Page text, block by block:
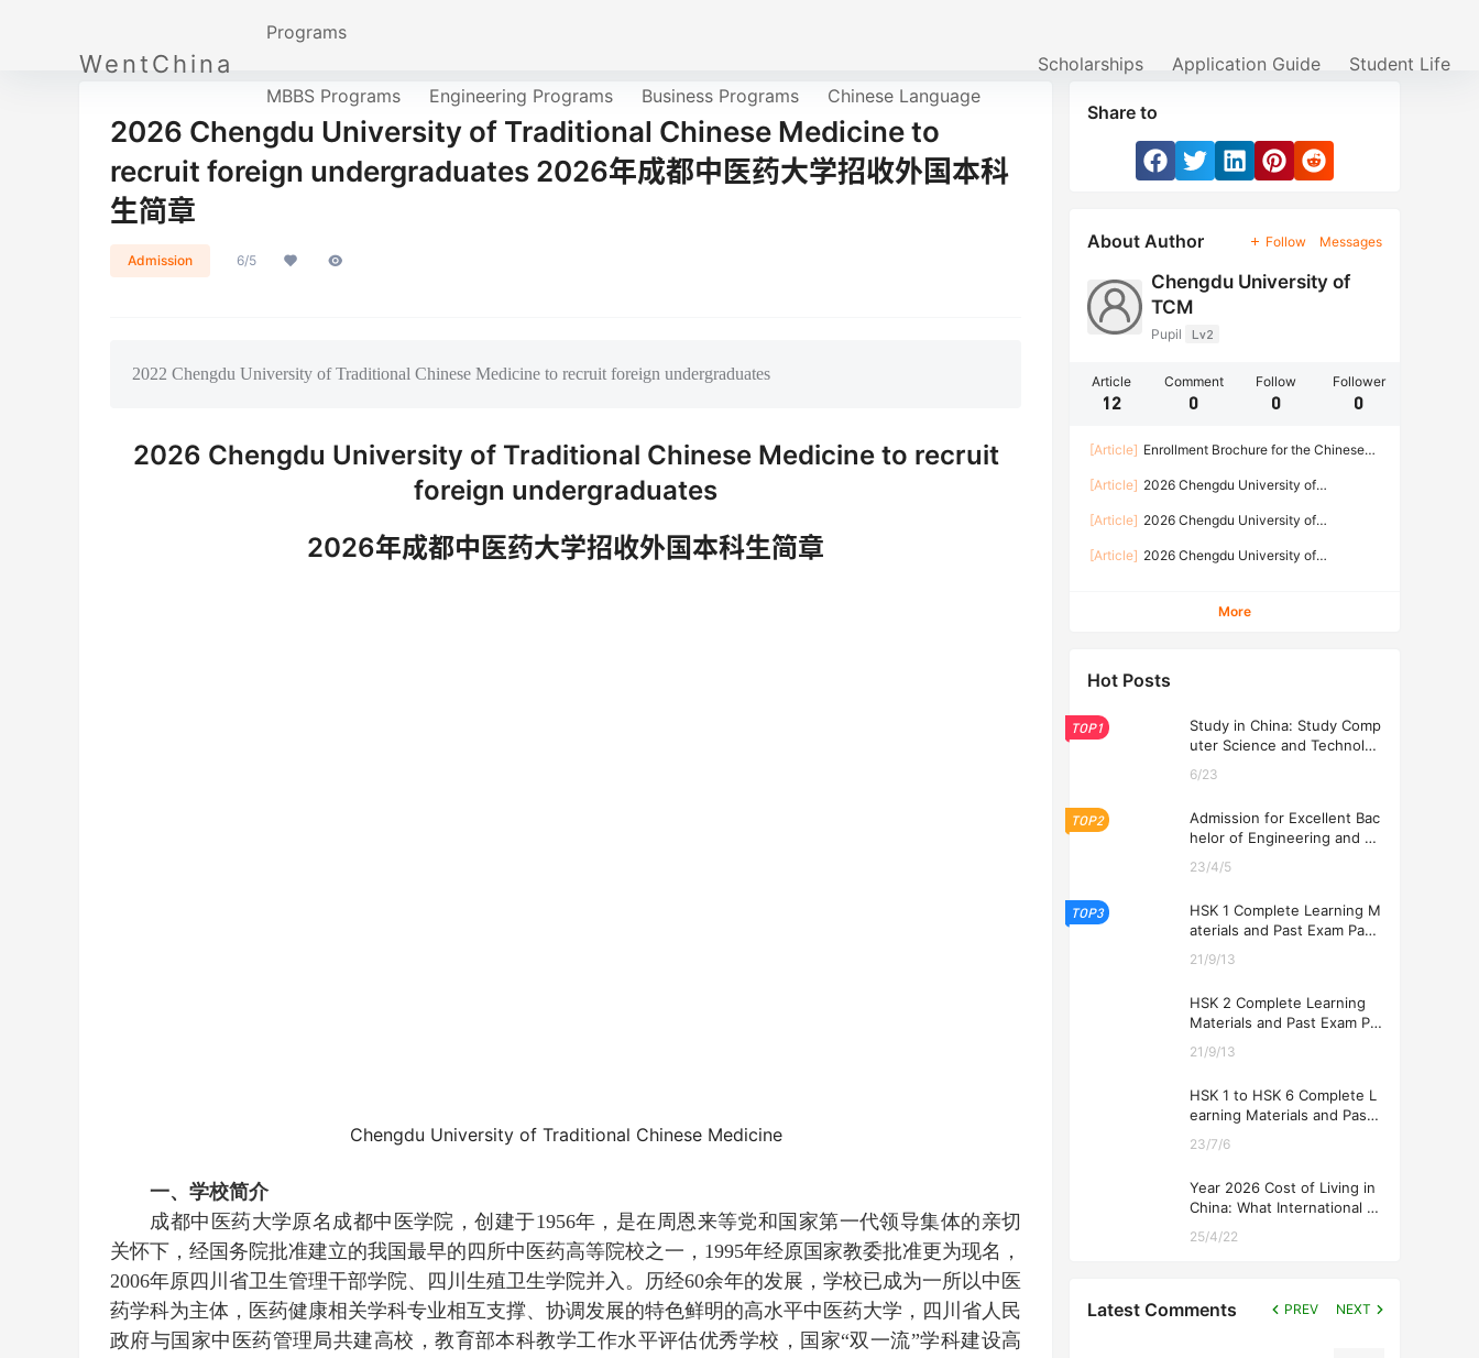
WentChina
Programs
MBBS Programs Engineering Programs Business Programs Chinese Language
Scholarships Application Guide Student Life
2026 Chengdu University of Traditional Chinese Medicine to
recruit foreign undergraduates 2026年成都中医药大学招收外国本科
生简章
Admission 6/5
2022 Chengdu University of Traditional Chinese Medicine to recruit foreign undergraduates
2026 Chengdu University of Traditional Chinese Medicine to recruit
foreign undergraduates
2026年成都中医药大学招收外国本科生简章
Chengdu University of Traditional Chinese Medicine
一、学校简介
成都中医药大学原名成都中医学院，创建于1956年，是在周恩来等党和国家第一代领导集体的亲切
关怀下，经国务院批准建立的我国最早的四所中医药高等院校之一，1995年经原国家教委批准更为现名，
2006年原四川省卫生管理干部学院、四川生殖卫生学院并入。历经60余年的发展，学校已成为一所以中医
药学科为主体，医药健康相关学科专业相互支撑、协调发展的特色鲜明的高水平中医药大学，四川省人民
政府与国家中医药管理局共建高校，教育部本科教学工作水平评估优秀学校，国家“双一流”学科建设高
Share to
About Author Follow Messages
Chengdu University of
TCM
Pupil Lv2
Article
12
Comment
0
Follow
0
Follower
0
[Article] Enrollment Brochure for the Chinese
Program at Chengdu University of Traditional
Chinese Medicine 2026
[Article] 2026 Chengdu University of
Government Scholarship University graduate
program enrollment brochure 2026年成都中医
[Article] 2026 Chengdu University of
undergraduates 2026年成都中医药大学招收外国
[Article] 2026 Chengdu University of
More
Hot Posts
TOP1
Study in China: Study Comp
uter Science and Technolog
6/23
TOP2
Admission for Excellent Bac
helor of Engineering and Ec
2026
23/4/5
TOP3
HSK 1 Complete Learning M
aterials and Past Exam Pape
21/9/13
HSK 2 Complete Learning
Materials and Past Exam Pa
21/9/13
HSK 1 to HSK 6 Complete L
earning Materials and Past
ng
23/7/6
Year 2026 Cost of Living in
China: What International St
25/4/22
Latest Comments PREV NEXT